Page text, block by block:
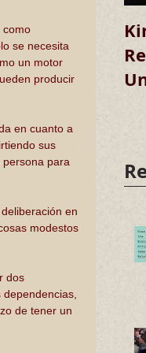
como
se necesita
un motor
producir
en cuanto a
sus
para
en
modestos
dos
de tener un